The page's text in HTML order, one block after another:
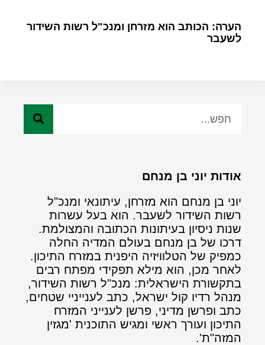
הערה: הכותב הוא מזרחן ומנכ"ל רשות השידור
לשעבר
אודות יוני בן מנחם
יוני בן מנחם הוא מזרחן, עיתונאי ומנכ"ל
רשות השידור לשעבר. הוא בעל עשרות
שנות ניסיון בעיתונות הכתובה והמצולמת.
דרכו של בן מנחם בעולם המדיה החלה
כמפיק של הטלוויזיה היפנית במזרח התיכון.
לאחר מכן, הוא מילא תפקידי מפתח רבים
בתקשורת הישראלית: מנכ"ל רשות השידור,
מנהל רדיו קול ישראל, כתב לענייניי שטחים,
כתב ופרשן מדיני, פרשן לענייני המזרח
התיכון ועורך ראשי ומגיש התוכנית 'מגזין
המזה"ת'.